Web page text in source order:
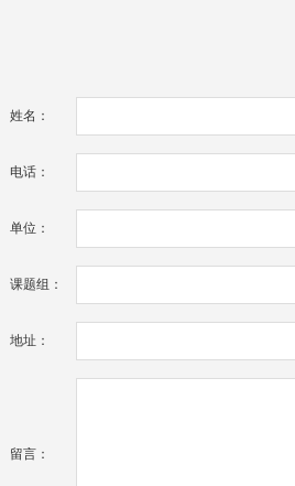
姓名：
电话：
单位：
课题组：
地址：
留言：